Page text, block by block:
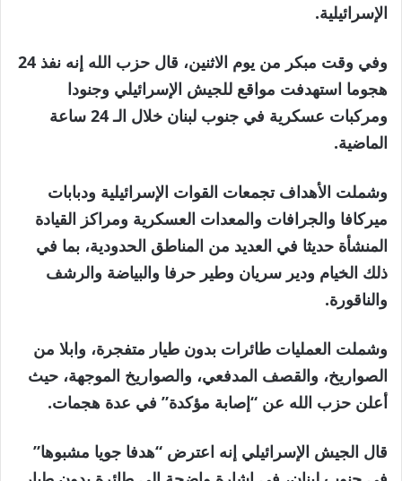
الإسرائيلية.
وفي وقت مبكر من يوم الاثنين، قال حزب الله إنه نفذ 24
هجوما استهدفت مواقع للجيش الإسرائيلي وجنودا
ومركبات عسكرية في جنوب لبنان خلال الـ 24 ساعة
الماضية.
وشملت الأهداف تجمعات القوات الإسرائيلية ودبابات
ميركافا والجرافات والمعدات العسكرية ومراكز القيادة
المنشأة حديثا في العديد من المناطق الحدودية، بما في
ذلك الخيام ودير سريان وطير حرفا والبياضة والرشف
والناقورة.
وشملت العمليات طائرات بدون طيار متفجرة، وابلا من
الصواريخ، والقصف المدفعي، والصواريخ الموجهة، حيث
أعلن حزب الله عن “إصابة مؤكدة” في عدة هجمات.
قال الجيش الإسرائيلي إنه اعترض “هدفا جويا مشبوها”